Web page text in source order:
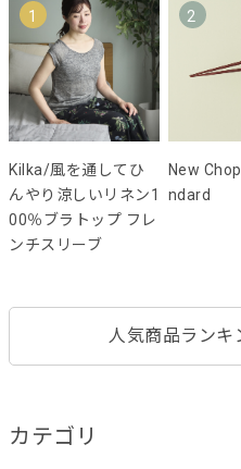
1
Kilka/風を通してひ
んやり涼しいリネン1
00％ブラトップ フレ
ンチスリーブ
2
New
ndard
人気商品ランキ
カテゴリ